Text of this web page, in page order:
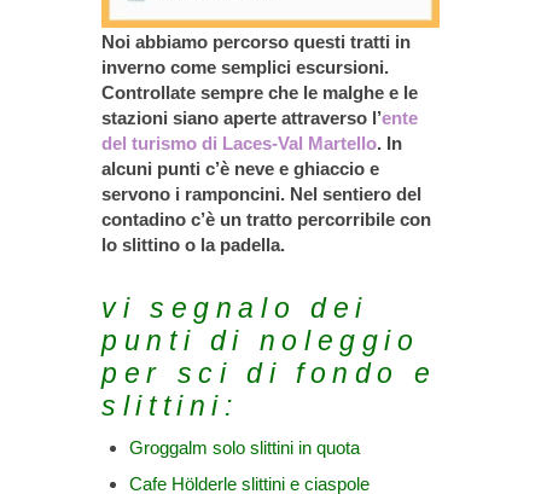
Noi abbiamo percorso questi tratti in
inverno come semplici escursioni.
Controllate sempre che le malghe e le
stazioni siano aperte attraverso l’ente
del turismo di Laces-Val Martello. In
alcuni punti c’è neve e ghiaccio e
servono i ramponcini. Nel sentiero del
contadino c’è un tratto percorribile con
lo slittino o la padella.
vi segnalo dei
punti di noleggio
per sci di fondo e
slittini:
Groggalm solo slittini in quota
Cafe Hölderle slittini e ciaspole